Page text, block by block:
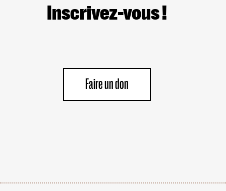
Inscrivez-vous !
Faire un don